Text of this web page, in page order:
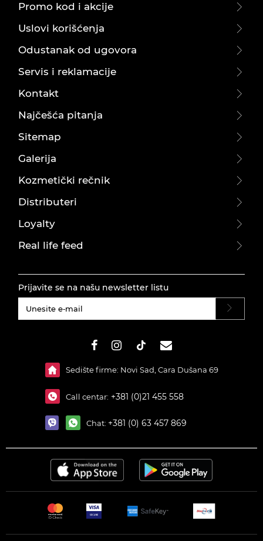
Promo kod i akcije
Uslovi korišćenja
Odustanak od ugovora
Servis i reklamacije
Kontakt
Najčešća pitanja
Sitemap
Galerija
Kozmetički rečnik
Distributeri
Loyalty
Real life feed
Prijavite se na našu newsletter listu
Sedište firme: Novi Sad, Cara Dušana 69
Call centar: +381 (0)21 455 558
Chat: +381 (0) 63 457 869